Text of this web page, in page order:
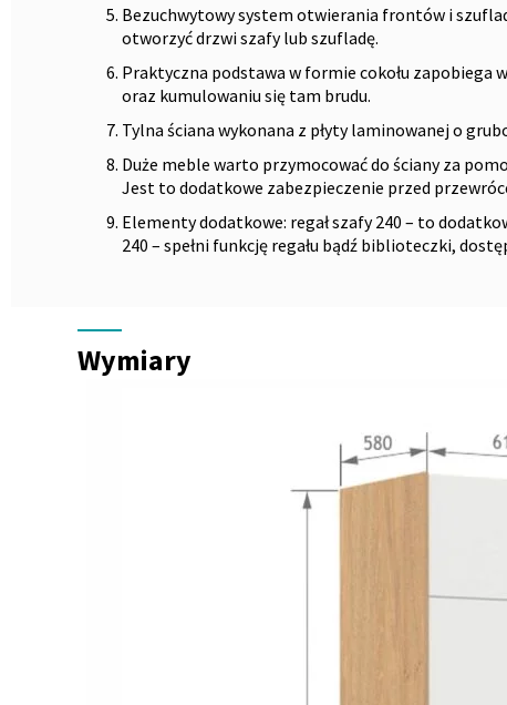
Bezuchwytowy system otwierania frontów i
otworzyć drzwi szafy lub szufladę.
Praktyczna podstawa w formie cokołu zapobiega
oraz kumulowaniu się tam brudu.
Tylna ściana wykonana z płyty laminowanej o
Duże meble warto przymocować do ściany za
Jest to dodatkowe zabezpieczenie przed
Elementy dodatkowe: regał szafy 240 – to
240 – spełni funkcję regału bądź biblioteczki,
Wymiary